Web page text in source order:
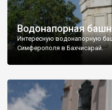
Водонапорная
Интересную водонапорную
Симферополя в Бахчисарай.